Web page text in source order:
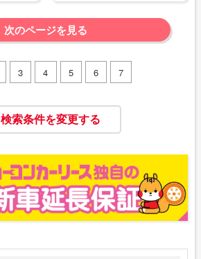
次のページを見る
3 4 5 6 7
検索条件を変更する